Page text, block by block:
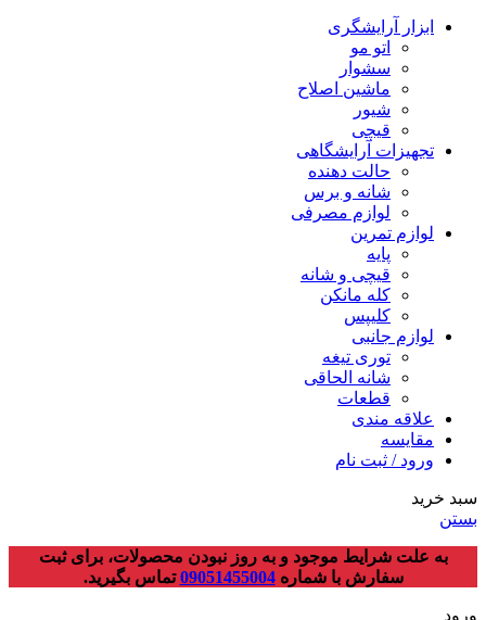
ابزار آرایشگری
اتو مو
سشوار
ماشین اصلاح
شیور
قیچی
تجهیزات آرایشگاهی
حالت دهنده
شانه و برس
لوازم مصرفی
لوازم تمرین
پایه
قیچی و شانه
کله مانکن
کلیپس
لوازم جانبی
توری تیغه
شانه الحاقی
قطعات
علاقه مندی
مقایسه
ورود / ثبت نام
سبد خرید
بستن
به علت شرایط موجود و به روز نبودن محصولات، برای ثبت
سفارش با شماره09051455004تماس بگیرید.
ورود